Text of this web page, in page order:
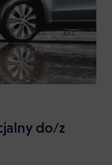
do/z